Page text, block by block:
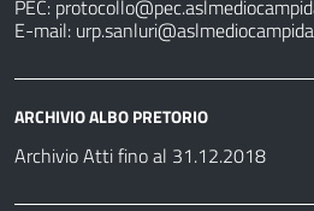
PEC:
E-mail:
ARCHIVIO ALBO PRETORIO
Archivio Atti fino al 31.12.2018